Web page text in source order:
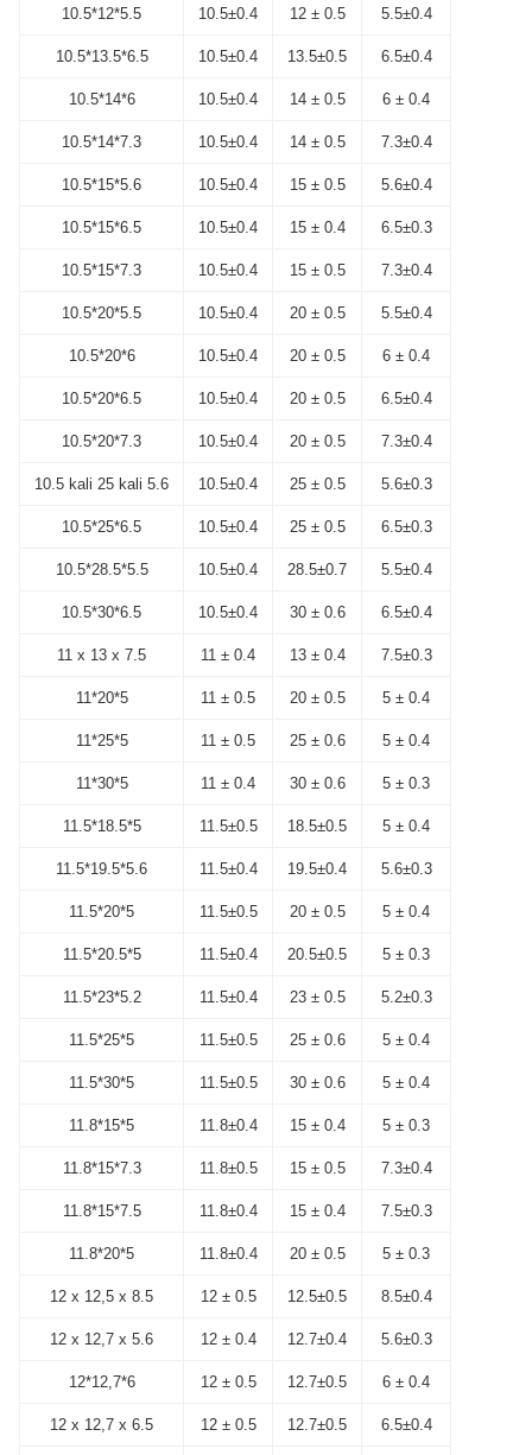
10.5*12*5.5 10.5±0.4 12 ± 0.5 5.5±0.4
10.5*13.5*6.5 10.5±0.4 13.5±0.5 6.5±0.4
10.5*14*6 10.5±0.4 14 ± 0.5 6 ± 0.4
10.5*14*7.3 10.5±0.4 14 ± 0.5 7.3±0.4
10.5*15*5.6 10.5±0.4 15 ± 0.5 5.6±0.4
10.5*15*6.5 10.5±0.4 15 ± 0.4 6.5±0.3
10.5*15*7.3 10.5±0.4 15 ± 0.5 7.3±0.4
10.5*20*5.5 10.5±0.4 20 ± 0.5 5.5±0.4
10.5*20*6 10.5±0.4 20 ± 0.5 6 ± 0.4
10.5*20*6.5 10.5±0.4 20 ± 0.5 6.5±0.4
10.5*20*7.3 10.5±0.4 20 ± 0.5 7.3±0.4
10.5 kali 25 kali 5.6 10.5±0.4 25 ± 0.5 5.6±0.3
10.5*25*6.5 10.5±0.4 25 ± 0.5 6.5±0.3
10.5*28.5*5.5 10.5±0.4 28.5±0.7 5.5±0.4
10.5*30*6.5 10.5±0.4 30 ± 0.6 6.5±0.4
11 x 13 x 7.5 11 ± 0.4 13 ± 0.4 7.5±0.3
11*20*5 11 ± 0.5 20 ± 0.5 5 ± 0.4
11*25*5 11 ± 0.5 25 ± 0.6 5 ± 0.4
11*30*5 11 ± 0.4 30 ± 0.6 5 ± 0.3
11.5*18.5*5 11.5±0.5 18.5±0.5 5 ± 0.4
11.5*19.5*5.6 11.5±0.4 19.5±0.4 5.6±0.3
11.5*20*5 11.5±0.5 20 ± 0.5 5 ± 0.4
11.5*20.5*5 11.5±0.4 20.5±0.5 5 ± 0.3
11.5*23*5.2 11.5±0.4 23 ± 0.5 5.2±0.3
11.5*25*5 11.5±0.5 25 ± 0.6 5 ± 0.4
11.5*30*5 11.5±0.5 30 ± 0.6 5 ± 0.4
11.8*15*5 11.8±0.4 15 ± 0.4 5 ± 0.3
11.8*15*7.3 11.8±0.5 15 ± 0.5 7.3±0.4
11.8*15*7.5 11.8±0.4 15 ± 0.4 7.5±0.3
11.8*20*5 11.8±0.4 20 ± 0.5 5 ± 0.3
12 x 12,5 x 8.5 12 ± 0.5 12.5±0.5 8.5±0.4
12 x 12,7 x 5.6 12 ± 0.4 12.7±0.4 5.6±0.3
12*12,7*6 12 ± 0.5 12.7±0.5 6 ± 0.4
12 x 12,7 x 6.5 12 ± 0.5 12.7±0.5 6.5±0.4